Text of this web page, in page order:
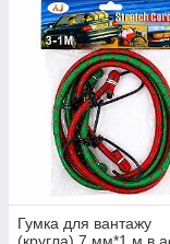
Гумка для вантажу
(кругла) 7 мм*1 м в